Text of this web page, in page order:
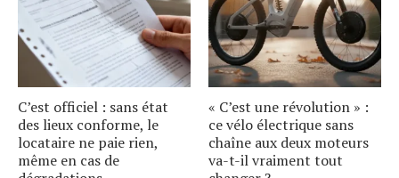
C’est officiel : sans état
des lieux conforme, le
locataire ne paie rien,
même en cas de
« C’est une révolution » :
ce vélo électrique sans
chaîne aux deux moteurs
va-t-il vraiment tout